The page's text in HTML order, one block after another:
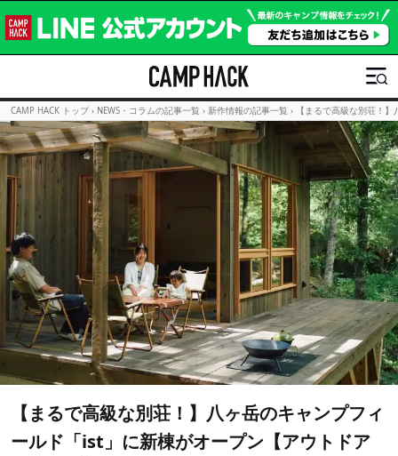
CAMP HACK トップ › NEWS・コラムの記事一覧 › 新作情報の記事一覧 › 【まるで高級な別荘！
【まるで高級な別荘！】八ヶ岳のキャンプフィ
ールド「ist」に新棟がオープン【アウトドア